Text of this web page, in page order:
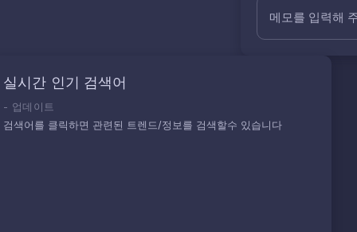
메모를 입력해
실시간 인기 검색어
- 업데이트
검색어를 클릭하면 관련된 트렌드/정보를 검색할수 있습니다